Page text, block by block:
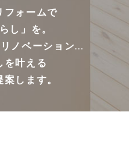
フォームで
し」を。
ノベーション...
を叶える
します。